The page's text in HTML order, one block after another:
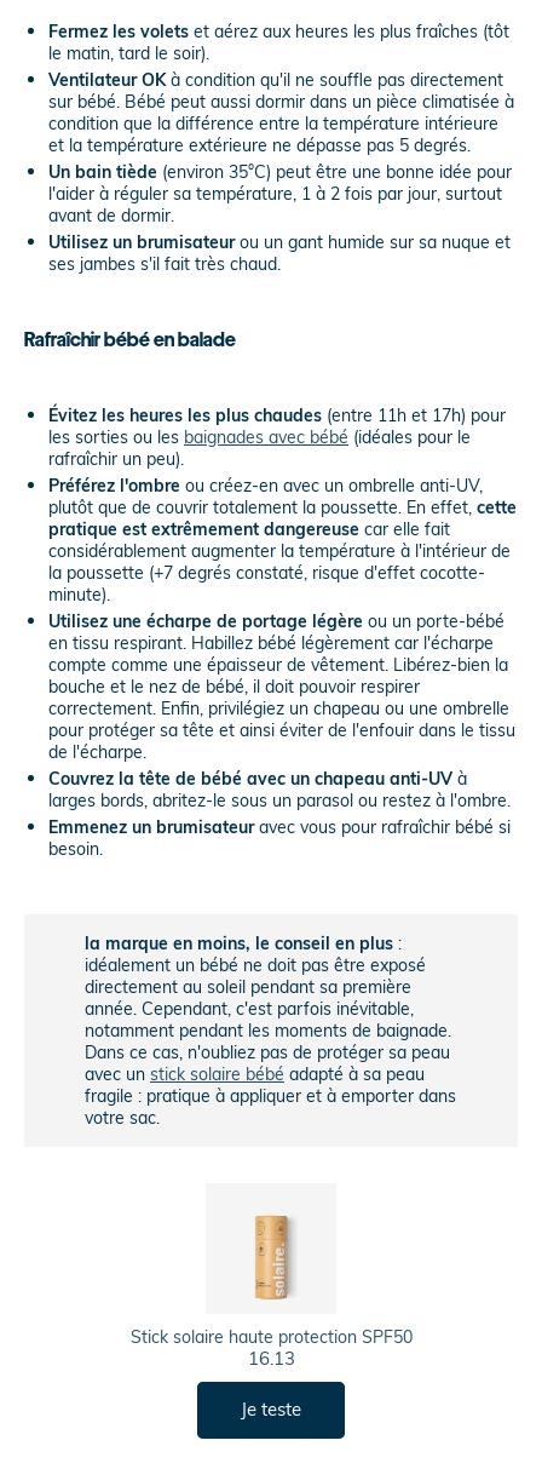
Fermez les volets et aérez aux heures les plus fraîches (tôt
le matin, tard le soir).
Ventilateur OKà condition qu'il ne souffle pas directement
sur bébé. Bébé peut aussi dormir dans un pièce climatisée à
condition que la différence entre la température intérieure
et la température extérieure ne dépasse pas 5 degrés.
Un bain tiède (environ 35°C) peut être une bonne idée pour
l'aider à réguler sa température, 1 à 2 fois par jour, surtout
avant de dormir.
Utilisez un brumisateurou un gant humide sur sa nuque et
ses jambes s'il fait très chaud.
Rafraîchir bébé en balade
Évitez les heures les plus chaudes (entre 11h et 17h) pour
les sorties ou les baignades avec bébé (idéales pour le
rafraîchir un peu).
Préférez l'ombre ou créez-en avec un ombrelle anti-UV,
plutôt que de couvrir totalement la poussette. En effet, cette
pratique est extrêmement dangereuse car elle fait
considérablement augmenter la température à l'intérieur de
la poussette (+7 degrés constaté, risque d'effet cocotte-
minute).
Utilisez une écharpe de portage légère ou un porte-bébé
en tissu respirant. Habillez bébé légèrement car l'écharpe
compte comme une épaisseur de vêtement. Libérez-bien la
bouche et le nez de bébé, il doit pouvoir respirer
correctement. Enfin, privilégiez un chapeau ou une ombrelle
pour protéger sa tête et ainsi éviter de l'enfouir dans le tissu
de l'écharpe.
Couvrez la tête de bébé avec un chapeau anti-UV à
larges bords, abritez-le sous un parasol ou restez à l'ombre.
Emmenez un brumisateuravec vous pour rafraîchir bébé si
besoin.
la marque en moins, le conseil en plus :
idéalement un bébé ne doit pas être exposé
directement au soleil pendant sa première
année. Cependant, c'est parfois inévitable,
notamment pendant les moments de baignade.
Dans ce cas, n'oubliez pas de protéger sa peau
avec un stick solaire bébé adapté à sa peau
fragile : pratique à appliquer et à emporter dans
votre sac.
Stick solaire haute protection SPF50
16.13
Je teste